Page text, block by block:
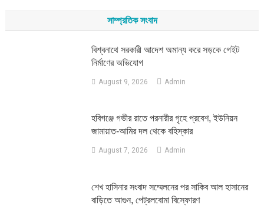
সাম্প্রতিক সংবাদ
বিশ্বনাথে সরকারী আদেশ অমান্য করে সড়কে গেইট
নির্মাণের অভিযোগ
August 9, 2026 Admin
হবিগঞ্জে গভীর রাতে পরনারীর গৃহে প্রবেশ, ইউনিয়ন
জামায়াত-আমির দল থেকে বহিস্কার
August 7, 2026 Admin
শেখ হাসিনার সংবাদ সম্মেলনের পর সাকিব আল হাসানের
বাড়িতে আগুন, পেট্রলবোমা বিস্ফোরণ